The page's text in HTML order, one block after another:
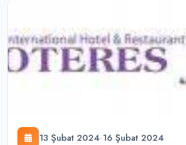
13 Şubat 2024-16 Şubat 2024